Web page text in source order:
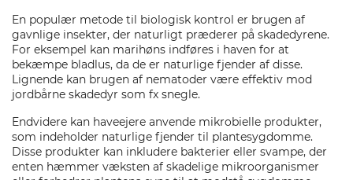
En populær metode til biologisk kontrol er brugen af
gavnlige insekter, der naturligt præderer på skadedyrene.
For eksempel kan marihøns indføres i haven for at
bekæmpe bladlus, da de er naturlige fjender af disse.
Lignende kan brugen af nematoder være effektiv mod
jordbårne skadedyr som fx snegle.
Endvidere kan haveejere anvende mikrobielle produkter,
som indeholder naturlige fjender til plantesygdomme.
Disse produkter kan inkludere bakterier eller svampe, der
enten hæmmer væksten af skadelige mikroorganismer